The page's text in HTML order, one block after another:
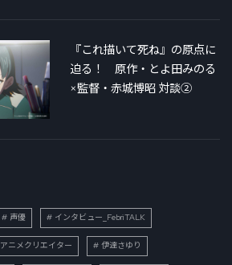
『これ描いて死ね』の原点に
迫る！ 原作・とよ田みのる
×監督・赤城博昭 対談②
声優 インタビュー_FebriTALK
アニメクリエイター 伊達さゆり